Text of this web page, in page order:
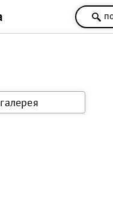
галерея